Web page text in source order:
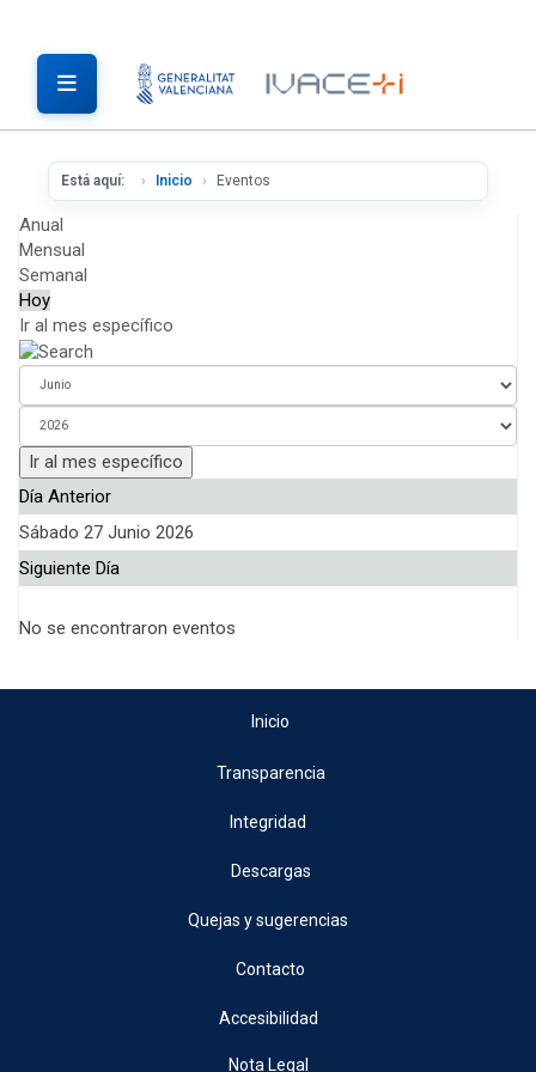
Está aquí: Inicio Eventos
Anual
Mensual
Semanal
Hoy
Ir al mes específico
Ir al mes específico
Día Anterior
Sábado 27 Junio 2026
Siguiente Día
No se encontraron eventos
Inicio
Transparencia
Integridad
Descargas
Quejas y sugerencias
Contacto
Accesibilidad
Nota Legal